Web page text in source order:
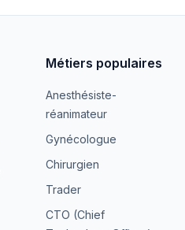
Métiers populaires
Anesthésiste-
réanimateur
Gynécologue
Chirurgien
Trader
CTO (Chief